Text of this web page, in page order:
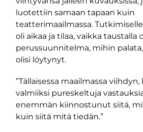
luotettiin samaan tapaan kuin
teatterimaailmassa.
oli aikaa ja tilaa, vaikka taustalla
perussuunnitelma, mihin
olisi löytynyt.
”Tällaisessa maailmassa
valmiiksi pureskeltuja
enemmän kiinnostunut siitä,
kuin siitä mitä tiedän.”